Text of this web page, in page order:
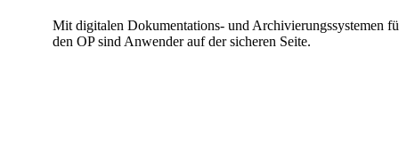
Mit digitalen Dokumentations- und Archivierungssystemen
den OP sind Anwender auf der sicheren Seite.